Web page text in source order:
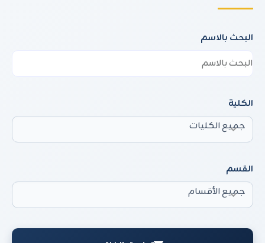
البحث بالاسم
الكلية
جميع الكليات
القسم
جميع الأقسام